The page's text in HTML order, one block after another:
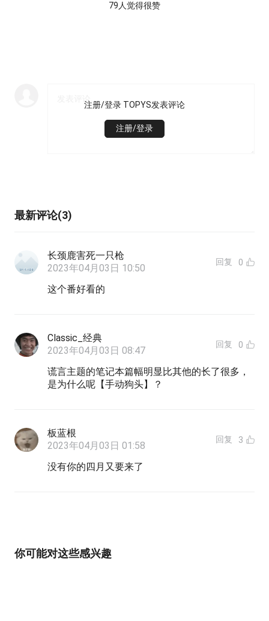
79人觉得很赞
注册/登录 TOPYS发表评论
注册/登录
最新评论(3)
长颈鹿害死一只枪
2023年04月03日 10:50
回复 0
这个番好看的
Classic_经典
2023年04月03日 08:47
回复 0
谎言主题的笔记本篇幅明显比其他的长了很多，
是为什么呢【手动狗头】？
板蓝根
2023年04月03日 01:58
回复 3
没有你的四月又要来了
你可能对这些感兴趣